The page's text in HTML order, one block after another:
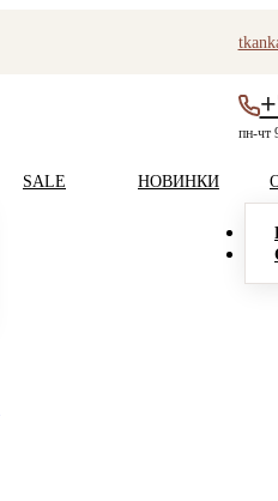
пн-чт
SALE НОВИНКИ